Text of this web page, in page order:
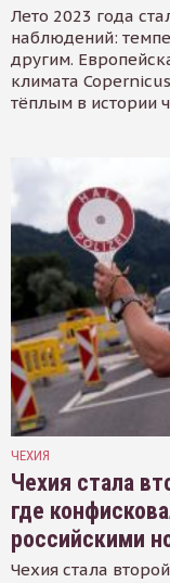
Лето 2023 года
наблюдений:
другим.
климата
тёплым в истории
ЧЕХИЯ
Чехия стала
где
российскими
Чехия стала